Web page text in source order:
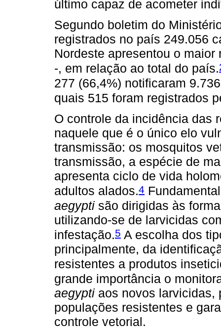
último capaz de acometer
Segundo boletim do
registrados no país 249.056
Nordeste apresentou o
-, em relação ao total do país.
277 (66,4%) notificaram
quais 515 foram registrados
O controle da incidência das
naquele que é o único elo
transmissão: os mosquitos
transmissão, a espécie de
apresenta ciclo de vida
adultos alados.4
aegypti são dirigidas às
utilizando-se de larvicidas
infestação.5 A escolha dos
principalmente, da
resistentes a produtos
grande importância o
aegypti aos novos larvicidas,
populações resistentes e
controle vetorial.